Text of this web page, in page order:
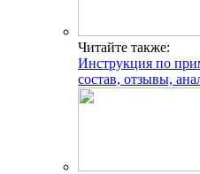
Читайте также:
Инструкция по
состав, отзывы,